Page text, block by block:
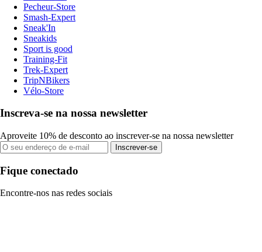
Pecheur-Store
Smash-Expert
Sneak'In
Sneakids
Sport is good
Training-Fit
Trek-Expert
TripNBikers
Vélo-Store
Inscreva-se na nossa newsletter
Aproveite 10% de desconto ao inscrever-se na nossa newsletter
Inscrever-se
Fique conectado
Encontre-nos nas redes sociais